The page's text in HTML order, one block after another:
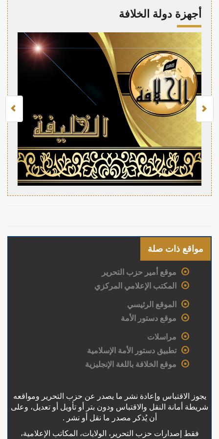
أجهزة دولة الخلافة
مواقع ذات صلة
موقع أمير حزب التحرير
المكتب الإعلامي المركزي
الموقع الرئيسي
موقع دستور الأمة
مراسلات
تطبيق دستور الأمة الإسلامية
موقع الخلافة باللغة الإنجليزية
يجوز الاقتباس وإعادة نشر ما يصدر عن حزب التحرير ومواقعه
شريطة أمانة النقل والاقتباس ودون بتر أو تأويل أو تعديل، وعلى
أن يُذكر مصدر ما نقل أو نشر .
فقط إصدارات حزب التحرير، الولايات، المكاتب الإعلامية،